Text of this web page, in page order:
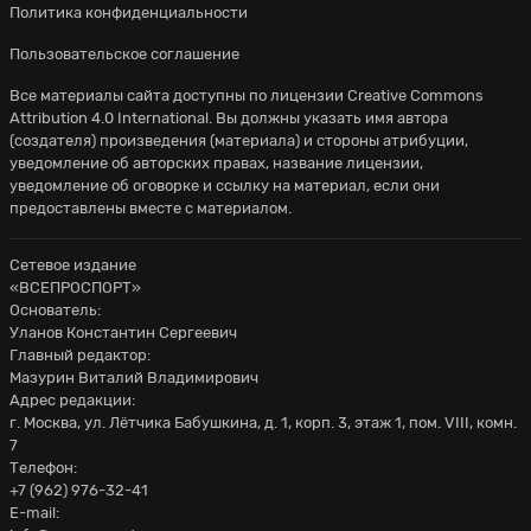
Политика конфиденциальности
Пользовательское соглашение
Все материалы сайта доступны по лицензии Creative Commons
Attribution 4.0 International. Вы должны указать имя автора
(создателя) произведения (материала) и стороны атрибуции,
уведомление об авторских правах, название лицензии,
уведомление об оговорке и ссылку на материал, если они
предоставлены вместе с материалом.
Сетевое издание
«ВСЕПРОСПОРТ»
Основатель:
Уланов Константин Сергеевич
Главный редактор:
Мазурин Виталий Владимирович
Адрес редакции:
г. Москва, ул. Лётчика Бабушкина, д. 1, корп. 3, этаж 1, пом. VIII, комн.
7
Телефон:
+7 (962) 976-32-41
E-mail: